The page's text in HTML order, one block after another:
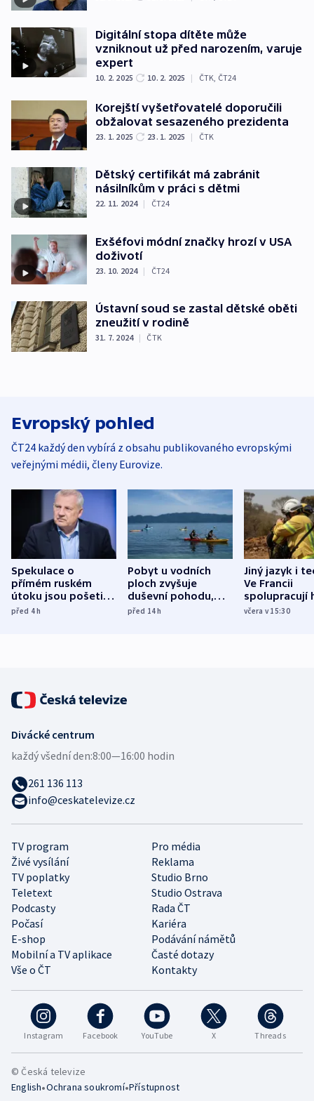
Digitální stopa dítěte může
vzniknout už před narozením, varuje
expert
10. 2. 2025 10. 2. 2025 | ČTK ČT24
Korejští vyšetřovatelé doporučili
obžalovat sesazeného prezidenta
23. 1. 2025 23. 1. 2025 | ČTK
Dětský certifikát má zabránit
násilníkům v práci s dětmi
22. 11. 2024 | ČT24
Exšéfovi módní značky hrozí v USA
doživotí
23. 10. 2024 | ČT24
Ústavní soud se zastal dětské oběti
zneužití v rodině
31. 7. 2024 | ČTK
Evropský pohled
ČT24 každý den vybírá z obsahu publikovaného evropskými
veřejnými médii, členy Eurovize.
Spekulace o
přímém ruském
útoku jsou pošetilé,
míní estonský
před 4h
Pobyt u vodních
ploch zvyšuje
duševní pohodu,
ukázala
před 14h
Jiný jazyk i
Ve Francii
spolupracují
různých zemí
včera v 15:30
Instagram Facebook YouTube X Threads
TV program
Pro média
Živé vysílání
Reklama
TV poplatky
Studio Brno
Teletext
Studio Ostrava
Podcasty
Rada ČT
Počasí
Kariéra
E-shop
Podávání námětů
Mobilní a TV aplikace
Časté dotazy
Vše o ČT
Kontakty
Divácké centrum
každý všední den:8:00—16:00 hodin
261 136 113
info@ceskatelevize.cz
© Česká televize
English•Ochrana soukromí•Přístupnost